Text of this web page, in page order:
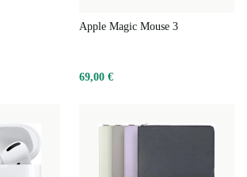
Apple Magic Mouse 3
69,00 €